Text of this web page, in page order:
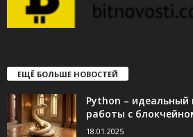
ЕЩЁ БОЛЬШЕ НОВОСТЕЙ
Python – идеальный
работы с
18.01.2025